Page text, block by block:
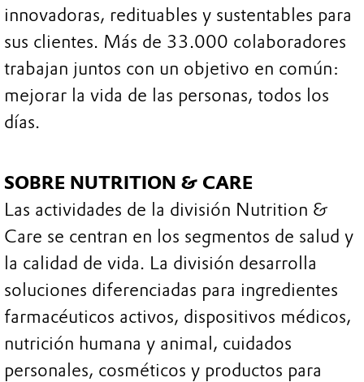
innovadoras, redituables y sustentables para
sus clientes. Más de 33.000 colaboradores
trabajan juntos con un objetivo en común:
mejorar la vida de las personas, todos los
días.
SOBRE NUTRITION & CARE
Las actividades de la división Nutrition &
Care se centran en los segmentos de salud y
la calidad de vida. La división desarrolla
soluciones diferenciadas para ingredientes
farmacéuticos activos, dispositivos médicos,
nutrición humana y animal, cuidados
personales, cosméticos y productos para